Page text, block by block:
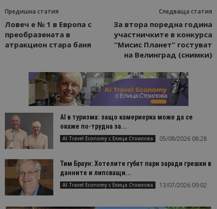
Предишна статия
Ловеч е № 1 в Европа с
преобразената в
атракцион стара баня
Следваща статия
За втора поредна година
участничките в конкурса
“Мисис Планет” гостуват
на Велинград (снимки)
AI в туризма: защо камериерка може да се
окаже по-трудна за...
AI Travel Economy с Елица Стоилова 05/08/2026 08:28
Тим Браун: Хотелите губят пари заради грешки в
данните и липсващи...
AI Travel Economy с Елица Стоилова 13/07/2026 09:02